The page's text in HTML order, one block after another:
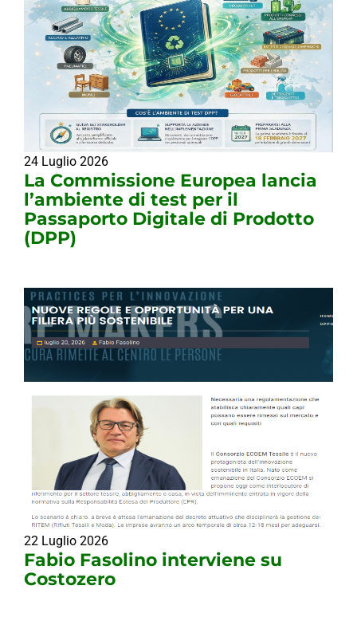
24 Luglio 2026
La Commissione Europea lancia
l’ambiente di test per il
Passaporto Digitale di Prodotto
(DPP)
22 Luglio 2026
Fabio Fasolino interviene su
Costozero